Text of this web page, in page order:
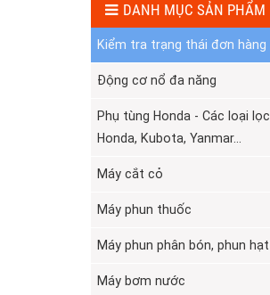
DANH MỤC SẢN PHẨM
Kiểm tra trạng thái đơn hàng
Động cơ nổ đa năng
Phụ tùng Honda - Các loại lọc
Honda, Kubota, Yanmar...
Máy cắt cỏ
Máy phun thuốc
Máy phun phân bón, phun hạt
Máy bơm nước